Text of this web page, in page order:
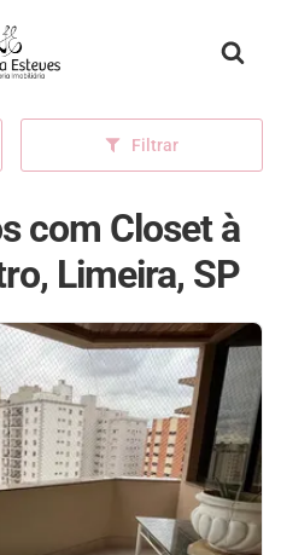
inicial
Filtrar
com Closet à
Limeira, SP